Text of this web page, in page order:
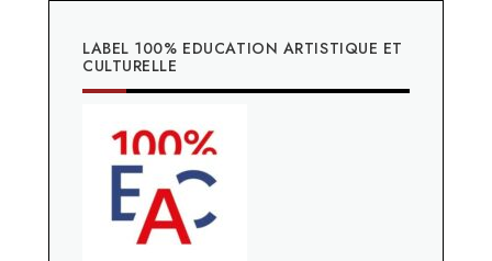
LABEL 100% EDUCATION ARTISTIQUE ET
CULTURELLE